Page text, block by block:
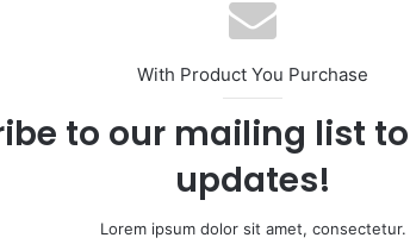
With Product You Purchase
to our mailing list
updates!
Lorem ipsum dolor sit amet, consectetur.